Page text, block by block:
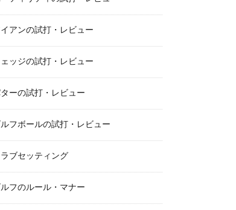
アンの試打・レビュー
ッジの試打・レビュー
ーの試打・レビュー
フボールの試打・レビュー
ブセッティング
フのルール・マナー